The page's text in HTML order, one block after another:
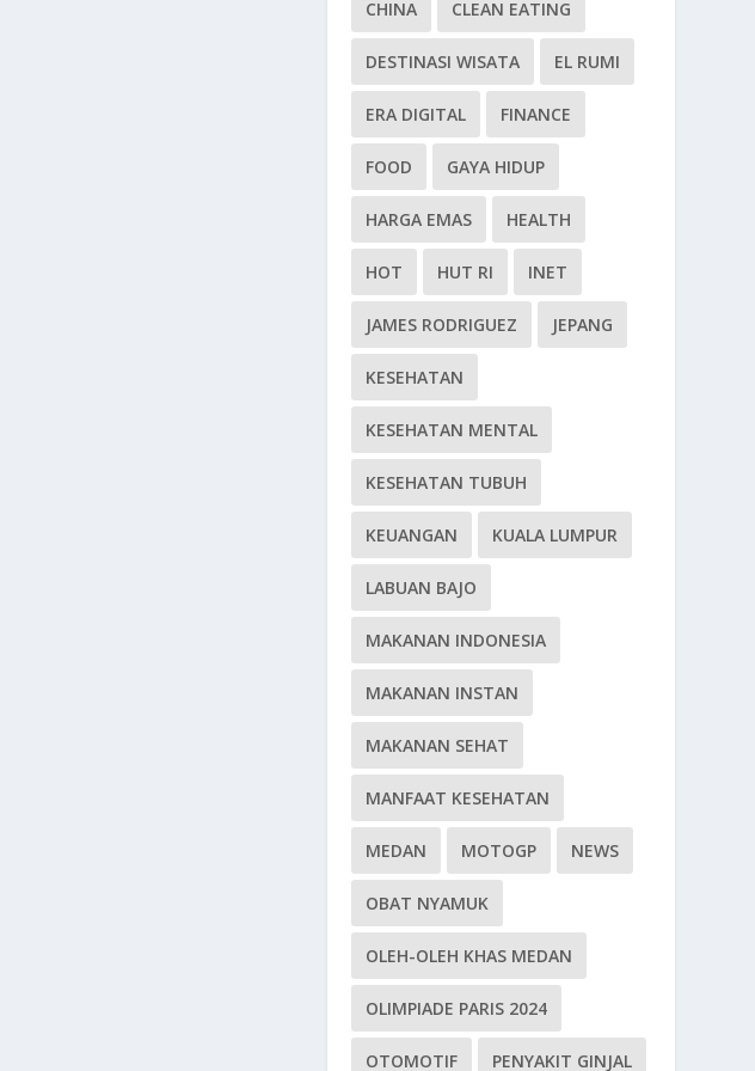
CHINA CLEAN EATING
DESTINASI WISATA EL RUMI
ERA DIGITAL FINANCE
FOOD GAYA HIDUP
HARGA EMAS HEALTH
HOT HUT RI INET
JAMES RODRIGUEZ JEPANG
KESEHATAN
KESEHATAN MENTAL
KESEHATAN TUBUH
KEUANGAN KUALA LUMPUR
LABUAN BAJO
MAKANAN INDONESIA
MAKANAN INSTAN
MAKANAN SEHAT
MANFAAT KESEHATAN
MEDAN MOTOGP NEWS
OBAT NYAMUK
OLEH-OLEH KHAS MEDAN
OLIMPIADE PARIS 2024
OTOMOTIF PENYAKIT GINJAL